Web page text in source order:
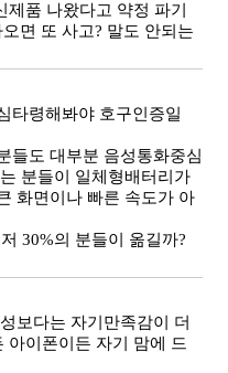
품 나왔다고 약정 파기
면 또 사고? 말도 안되는
타령해봐야 호구인증일
들도 대부분 음성통화중심
분들이 일체형배터리가
화면이나 빠른 속도가 아
30%의 분들이 옮길까?
보다는 자기만족감이 더
아이폰이든 자기 맘에 드